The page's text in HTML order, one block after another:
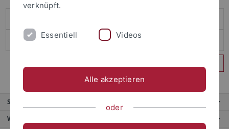
Service
Weitere Angebote
verknüpft.
Essentiell Videos
Alle akzeptieren
oder